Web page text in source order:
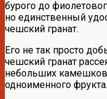
бурого до
но единственный
чешский гранат.
Его не так просто
чешский гранат
небольших
одноименного фрукта.